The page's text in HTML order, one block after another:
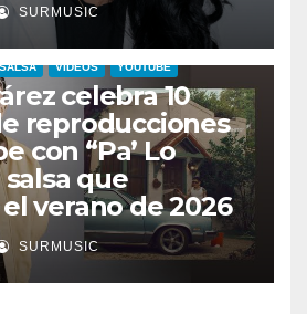
SURMUSIC
SALSA VIDEOS YOUTUBE
celebra 10
reproducciones
con “Pa’ Lo
salsa que
verano de 2026
SURMUSIC